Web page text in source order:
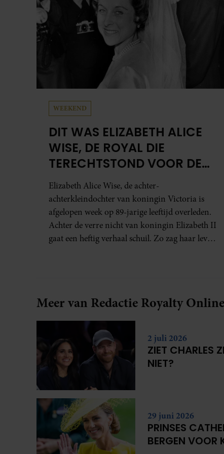
interviews.
WEEKEND
DIT WAS ELIZABETH ALICE
WISE, DE ROYAL DIE
TERECHTSTOND VOOR DE
DOOD VAN HAAR BABY
Elizabeth Alice Wise, de achter-
achterkleindochter van koningin Victoria is
afgelopen week op 89-jarige leeftijd overleden.
Achter de verre nicht van koningin Elizabeth II
gaat een heftig verhaal schuil. Zo zag haar leven
Meer van Redactie Royalty Online
2 juli 2026
ZIET CHARLES
NIET?
29 juni 2026
PRINSES
BERGEN VOOR